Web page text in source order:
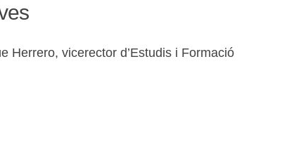
vicerector d’Estudis i Formació